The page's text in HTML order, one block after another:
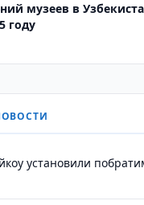
музеев в
году
установили